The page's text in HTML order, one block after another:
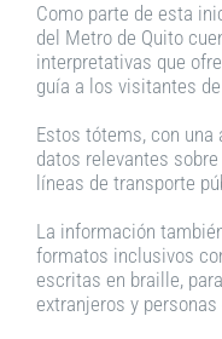
Como parte de esta
del Metro de Quito
interpretativas que
guía a los visitantes
Estos tótems, con una
datos relevantes
líneas de transporte
La información
formatos inclusivos
escritas en braille,
extranjeros y